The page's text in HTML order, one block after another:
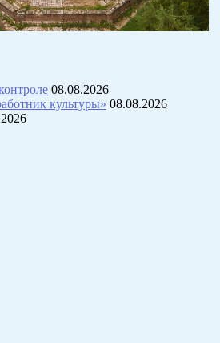
08.08.2026
культуры» 08.08.2026